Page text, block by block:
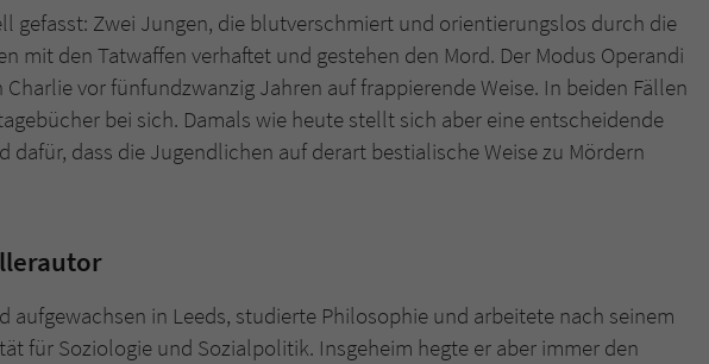
gefasst: Zwei Jungen, die blutverschmiert und orientierungslos durch die
mit den Tatwaffen verhaftet und gestehen den Mord. Der Modus Operandi
vor fünfundzwanzig Jahren auf frappierende Weise. In beiden Fällen
bei sich. Damals wie heute stellt sich aber eine entscheidende
dafür, dass die Jugendlichen auf derart bestialische Weise zu Mördern
aufgewachsen in Leeds, studierte Philosophie und arbeitete nach seinem
für Soziologie und Sozialpolitik. Insgeheim hegte er aber immer den